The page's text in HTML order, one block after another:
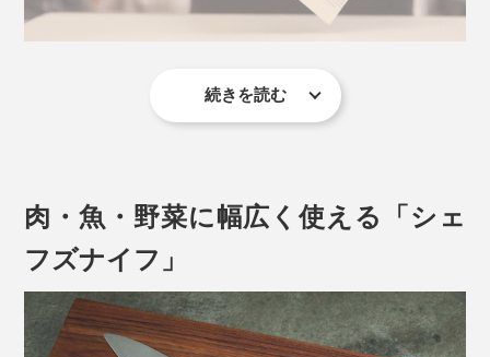
写真は「シェフズナイフ／チタンブラック」
みずみずしい。いつも食べているトマトが、驚くほど舌
触りなめらかでおいしく感じます。
千切りやみじん切りもスムーズ。切れにくい鶏肉の皮や
生魚の筋も、すんなりと捌（さば）けて楽しい！
それを実現したのが、独自に開発した「マトリックスパ
たく新しい鋼材です。
続きを読む
肉・魚・野菜に幅広く使える「シェ
フズナイフ」